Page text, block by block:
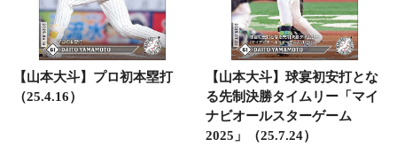
【山本大斗】プロ初本塁打
（25.4.16）
【山本大斗】球宴初安打とな
る先制決勝タイムリー「マイ
ナビオールスターゲーム
2025」（25.7.24）